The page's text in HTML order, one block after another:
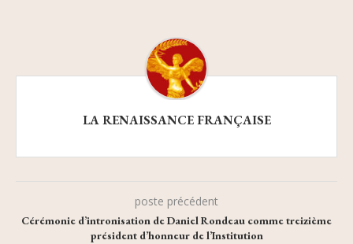
LA RENAISSANCE FRANÇAISE
poste précédent
Cérémonie d’intronisation de Daniel Rondeau comme treizième
président d’honneur de l’Institution